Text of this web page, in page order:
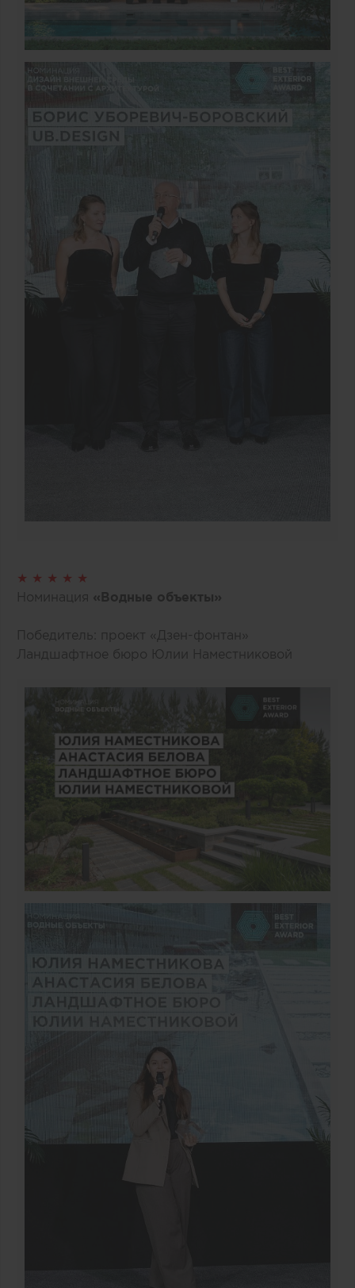
★ ★ ★ ★ ★
Номинация «Водные объекты»
Победитель: проект «Дзен-фонтан»
Ландшафтное бюро Юлии Наместниковой